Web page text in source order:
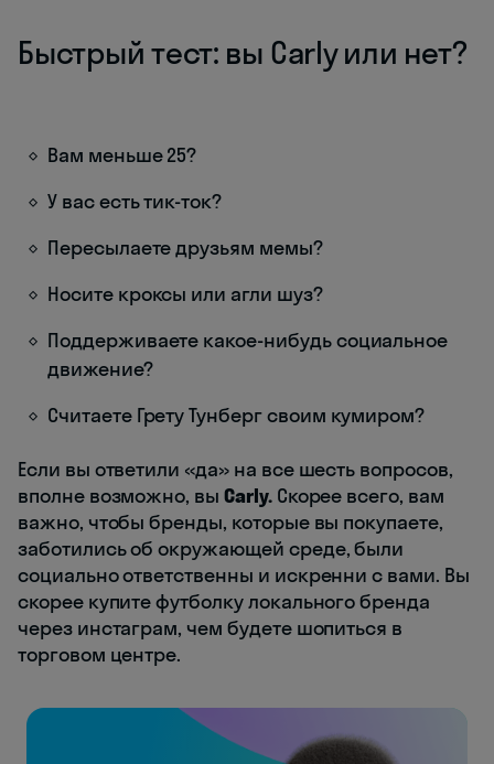
Быстрый тест: вы Carly или нет?
Вам меньше 25?
У вас есть тик-ток?
Пересылаете друзьям мемы?
Носите кроксы или агли шуз?
Поддерживаете какое-нибудь социальное
движение?
Считаете Грету Тунберг своим кумиром?
Если вы ответили «да» на все шесть вопросов,
вполне возможно, вы Carly.Скорее всего, вам
важно, чтобы бренды, которые вы покупаете,
заботились об окружающей среде, были
социально ответственны и искренни с вами. Вы
скорее купите футболку локального бренда
через инстаграм, чем будете шопиться в
торговом центре.